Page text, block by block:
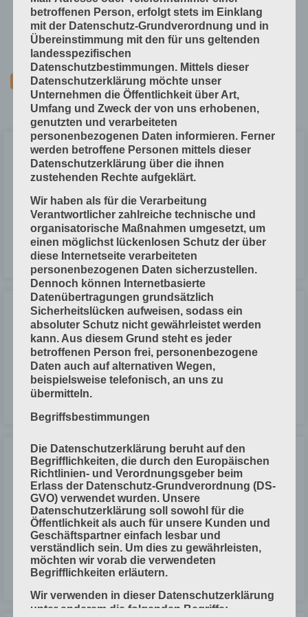
Technische Grundlagen
Verfahrenstechniken
Vorprodukte und Produktdaten
Taschenfalz-Maschine
Taschenfalz-Maschinen arbeiten nach dem Taschenfalz-Prinzip. Sie
sind nach dem Baukasten-System aufgebaut. Das bedeutet: Einzelne
Falz-Einheiten können so zusammengestellt werden, wie man sie
braucht. Quelle: MB
LESEN »
Taschenfalz (Stauchfalz)
Eine Einzugswalze und eine Falzwalze führen den Bogen in die
Falztasche. ⇒ Der Bogen läuft bis zum Anschlag, stößt an und wird
weitertransportiert. ⇒ So
Taschenfalz-Maschine mit Rundstapel-
Anleger (Beispiel)
Arbeitsschritte Beispiel (2) Planobogen ausmessen Falzmuster falzen,
mit der Hand Bänder einstellen und Anleger anlaufen lassen Taschen-
Anschläge der ersten Station einstellen Rill- oder Perforier-Werkzeuge
aufsetzen
LESEN »
betroffenen Person, erfolgt stets im Einklang
mit der Datenschutz-Grundverordnung und in
Übereinstimmung mit den für uns geltenden
landesspezifischen
Datenschutzbestimmungen. Mittels dieser
Datenschutzerklärung möchte unser
Unternehmen die Öffentlichkeit über Art,
Umfang und Zweck der von uns erhobenen,
genutzten und verarbeiteten
personenbezogenen Daten informieren. Ferner
werden betroffene Personen mittels dieser
Datenschutzerklärung über die ihnen
zustehenden Rechte aufgeklärt.
Wir haben als für die Verarbeitung
Verantwortlicher zahlreiche technische und
organisatorische Maßnahmen umgesetzt, um
einen möglichst lückenlosen Schutz der über
diese Internetseite verarbeiteten
personenbezogenen Daten sicherzustellen.
Dennoch können Internetbasierte
Datenübertragungen grundsätzlich
Sicherheitslücken aufweisen, sodass ein
absoluter Schutz nicht gewährleistet werden
kann. Aus diesem Grund steht es jeder
betroffenen Person frei, personenbezogene
Daten auch auf alternativen Wegen,
beispielsweise telefonisch, an uns zu
übermitteln.
Begriffsbestimmungen
Die Datenschutzerklärung beruht auf den
Begrifflichkeiten, die durch den Europäischen
Richtlinien- und Verordnungsgeber beim
Erlass der Datenschutz-Grundverordnung (DS-
GVO) verwendet wurden. Unsere
Datenschutzerklärung soll sowohl für die
Öffentlichkeit als auch für unsere Kunden und
Geschäftspartner einfach lesbar und
verständlich sein. Um dies zu gewährleisten,
möchten wir vorab die verwendeten
Begrifflichkeiten erläutern.
Wir verwenden in dieser Datenschutzerklärung
unter anderem die folgenden Begriffe: